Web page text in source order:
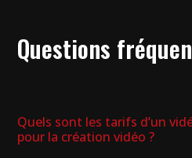
Questions
Quels sont les tarifs d’un
pour la création vidéo ?